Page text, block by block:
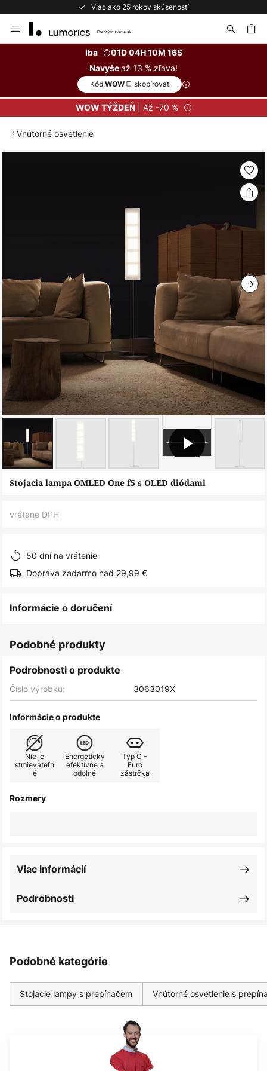
Viac ako 25 rokov skúseností
to
Iba
01D 04H 10M 15S
Navyšeaž 13 % zľava!
Kód:WOW skopírovať
WOW TÝŽDEŇ| Až -70 %
Vnútorné osvetlenie
Preskočiť
Stojacia lampa OMLED One f5 s OLED diódami
vrátane DPH
50 dní na vrátenie
Doprava zadarmo nad 29,99 €
Informácie o doručení
Podobné produkty
Podrobnosti o produkte
Číslo výrobku: 3063019X
Informácie o produkte
Nie je
stmievateľn
é
Energeticky
efektívne a
odolné
Typ C -
Euro
zástrčka
Rozmery
Podrobnosti
Viac informácií
Podobné kategórie
Stojacie lampy s prepínačem Vnútorné osvetlenie s